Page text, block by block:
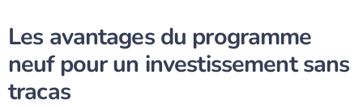
Les avantages du programme
neuf pour un investissement sans
tracas